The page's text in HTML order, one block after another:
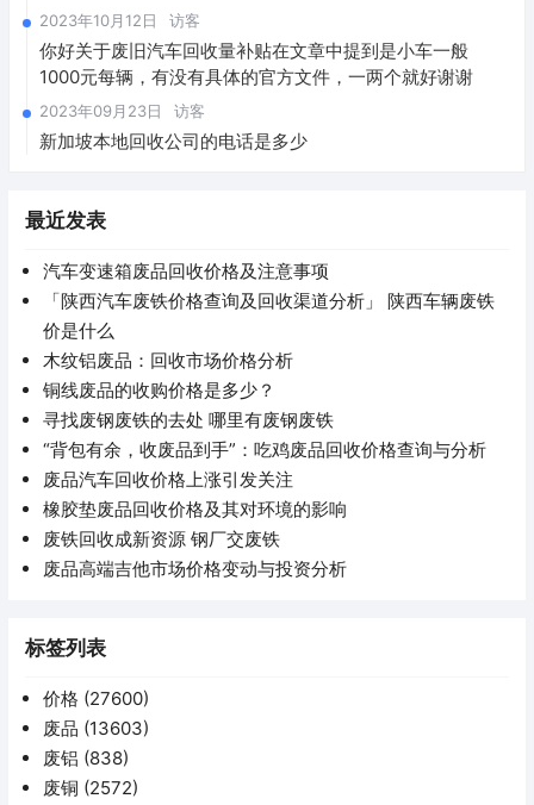
2023年10月12日 访客
你好关于废旧汽车回收量补贴在文章中提到是小车一般
1000元每辆，有没有具体的官方文件，一两个就好谢谢
2023年09月23日 访客
新加坡本地回收公司的电话是多少
最近发表
汽车变速箱废品回收价格及注意事项
「陕西汽车废铁价格查询及回收渠道分析」 陕西车辆废铁
价是什么
木纹铝废品：回收市场价格分析
铜线废品的收购价格是多少？
寻找废钢废铁的去处 哪里有废钢废铁
“背包有余，收废品到手”：吃鸡废品回收价格查询与分析
废品汽车回收价格上涨引发关注
橡胶垫废品回收价格及其对环境的影响
废铁回收成新资源 钢厂交废铁
废品高端吉他市场价格变动与投资分析
标签列表
价格 (27600)
废品 (13603)
废铝 (838)
废铜 (2572)